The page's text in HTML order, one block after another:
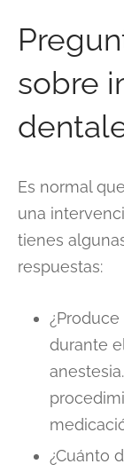
sobre
Es normal
una
tienes
respuestas:
durante
¿Cuánto